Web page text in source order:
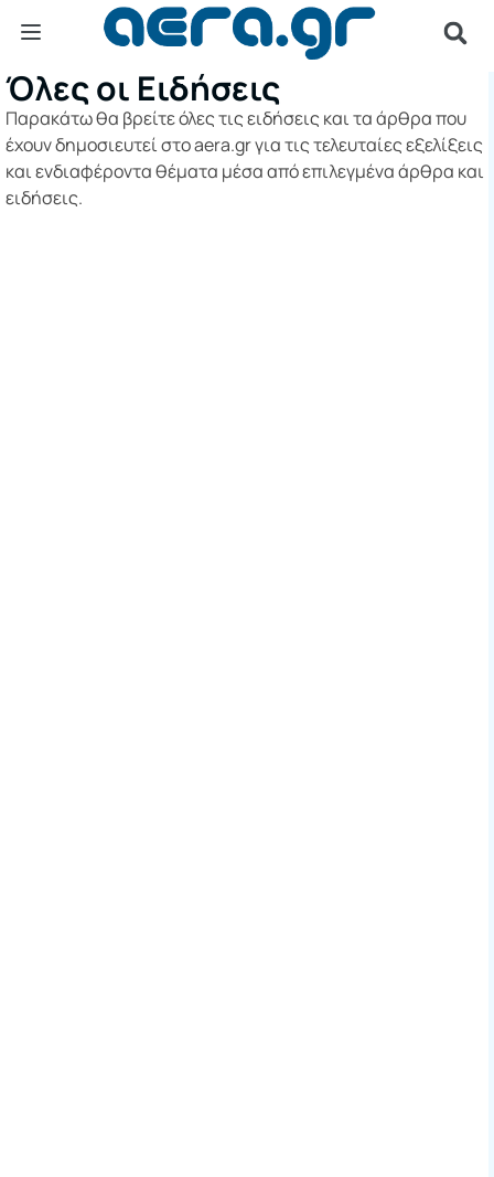
Όλες οι Ειδήσεις ​
Παρακάτω θα βρείτε όλες τις ειδήσεις και τα άρθρα που
έχουν δημοσιευτεί στο aera.gr για τις τελευταίες εξελίξεις
και ενδιαφέροντα θέματα μέσα από επιλεγμένα άρθρα και
ειδήσεις.